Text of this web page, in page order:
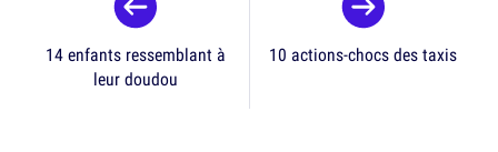
14 enfants ressemblant à
leur doudou
10 actions-chocs des taxis